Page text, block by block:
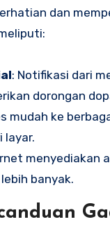
dan
: Notifikasi dari
dorongan
mudah ke
layar.
menyediakan
banyak.